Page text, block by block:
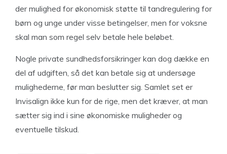
der mulighed for økonomisk støtte til tandregulering for
børn og unge under visse betingelser, men for voksne
skal man som regel selv betale hele beløbet.
Nogle private sundhedsforsikringer kan dog dække en
del af udgiften, så det kan betale sig at undersøge
mulighederne, før man beslutter sig. Samlet set er
Invisalign ikke kun for de rige, men det kræver, at man
sætter sig ind i sine økonomiske muligheder og
eventuelle tilskud.